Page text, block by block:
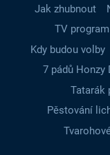
Jak zhubnout
TV program
Kdy budou volby
7 pádů Honzy
Tatarák
Pěstování